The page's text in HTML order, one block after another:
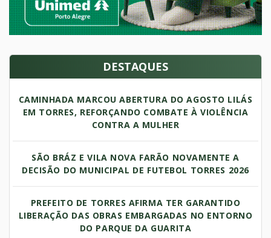
DESTAQUES
CAMINHADA MARCOU ABERTURA DO AGOSTO LILÁS
EM TORRES, REFORÇANDO COMBATE À VIOLÊNCIA
CONTRA A MULHER
SÃO BRÁZ E VILA NOVA FARÃO NOVAMENTE A
DECISÃO DO MUNICIPAL DE FUTEBOL TORRES 2026
PREFEITO DE TORRES AFIRMA TER GARANTIDO
LIBERAÇÃO DAS OBRAS EMBARGADAS NO ENTORNO
DO PARQUE DA GUARITA